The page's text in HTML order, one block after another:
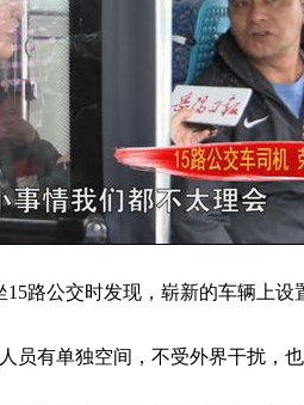
路公交时发现，崭新的车辆上设
有单独空间，不受外界干扰，也